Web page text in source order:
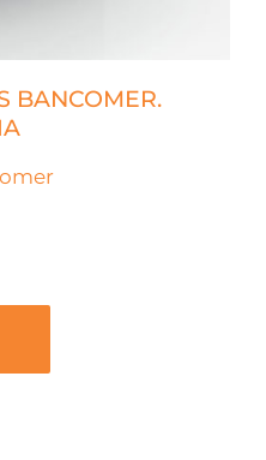
BANCOMER.